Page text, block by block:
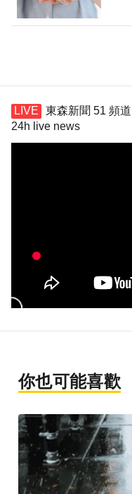
東森新聞 51 頻
24h live news
你也可能喜歡